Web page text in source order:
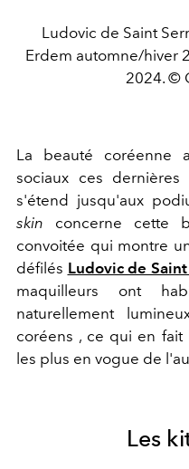
Ludovic de Saint
Erdem automne/hiver
2024. ©
La beauté coréenne
sociaux ces
s'étend jusqu'aux
skin concerne cette
convoitée qui montre
défilés Ludovic de
maquilleurs ont
naturellement
coréens , ce qui en fait
les plus en vogue de
Les